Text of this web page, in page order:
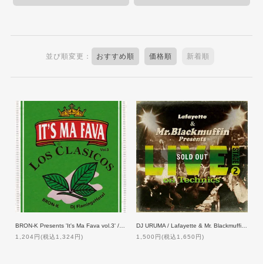
並び順変更： おすすめ順 価格順 新着順
1,204円(税込1,324円)
DJ URUMA / Lafayette & Mr. Blackmuffin Presents 『LIVE! on Technics』-STAGE 2-
1,500円(税込1,650円)